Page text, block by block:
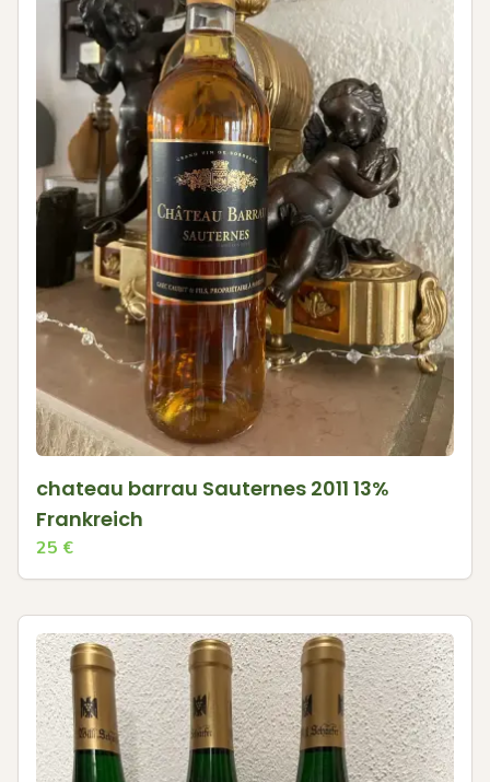
chateau barrau Sauternes 2011 13%
Frankreich
25 €